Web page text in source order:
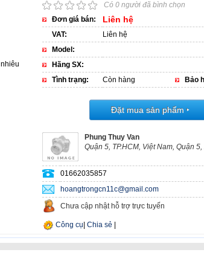
Có 0 người đã bình chọn
Đơn giá bán:
Liên hệ
VAT:
Liên hệ
Model:
Hãng SX:
Tình trạng:
Còn hàng Bảo
Đặt mua sản phẩm ‣
Phung Thuy Van
Quận 5, TP.HCM, Việt Nam, Quận
01662035857
hoangtrongcn11c@gmail.com
Chưa cập nhật hỗ trợ trực tuyến
Chia sẻ
Công cụ